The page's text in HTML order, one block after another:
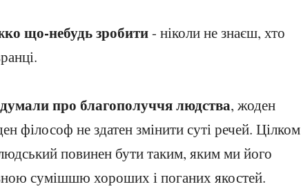
що-небудь зробити- ніколи не знаєш, хто
про благополуччя людства, жоден
філософ не здатен змінити суті речей. Цілком
повинен бути таким, яким ми його
сумішшю хороших і поганих якостей.